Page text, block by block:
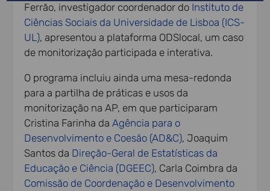
Ferrão, investigador coordenador do Instituto de
Ciências Sociais da Universidade de Lisboa (ICS-
UL), apresentou a plataforma ODSlocal, um caso
de monitorização participada e interativa.
O programa incluiu ainda uma mesa-redonda
para a partilha de práticas e usos da
monitorização na AP, em que participaram
Cristina Farinha daAgência para o
Desenvolvimento e Coesão (AD&C), Joaquim
Santos da Direção-Geral de Estatísticas da
Educação e Ciência (DGEEC), Carla Coimbra da
Comissão de Coordenação e Desenvolvimento